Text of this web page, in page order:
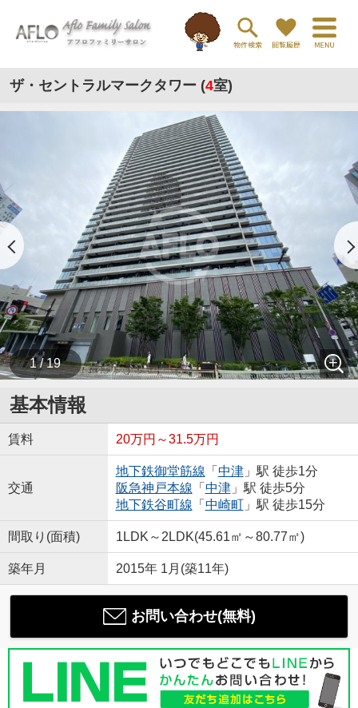
ザ・セントラルマークタワー (4室)
1 / 19
基本情報
賃料 20万円～31.5万円
交通
地下鉄御堂筋線 「 中津」駅 徒歩1分
阪急神戸本線 「 中津」駅 徒歩5分
地下鉄谷町線 「 中崎町」駅 徒歩15分
間取り(面積) 1LDK～2LDK(45.61㎡～80.77㎡)
築年月 2015年 1月(築11年)
お問い合わせ(無料)